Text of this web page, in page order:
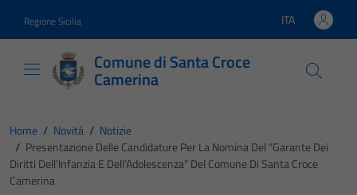
Regione Sicilia Lingua attiva:
ITA
Comune di Santa Croce
Camerina
Home / Novità / Notizie
/ Presentazione Delle Candidature Per La Nomina Del “Garante Dei
Diritti Dell’Infanzia E Dell’Adolescenza” Del Comune Di Santa Croce
Camerina